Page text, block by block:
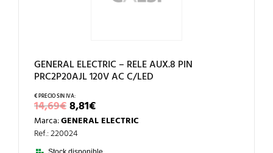
GENERAL ELECTRIC – RELE AUX.8 PIN
PRC2P20AJL 120V AC C/LED
14,69€EL
PRECIO
ORIGINAL
ERA:
14,69€.
8,81€EL
PRECIO
ACTUAL
8,81€.
Marca:GENERAL ELECTRIC
Ref.: 220024